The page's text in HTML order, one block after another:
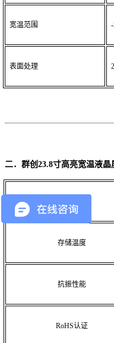
宽温范围
表面处理
二．群创 23.8寸高亮宽温液晶
存储温度
抗振性能
RoHS认证